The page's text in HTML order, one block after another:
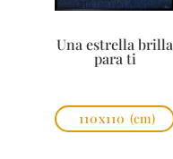
Una estrella brilla
para ti
110x110 (cm)